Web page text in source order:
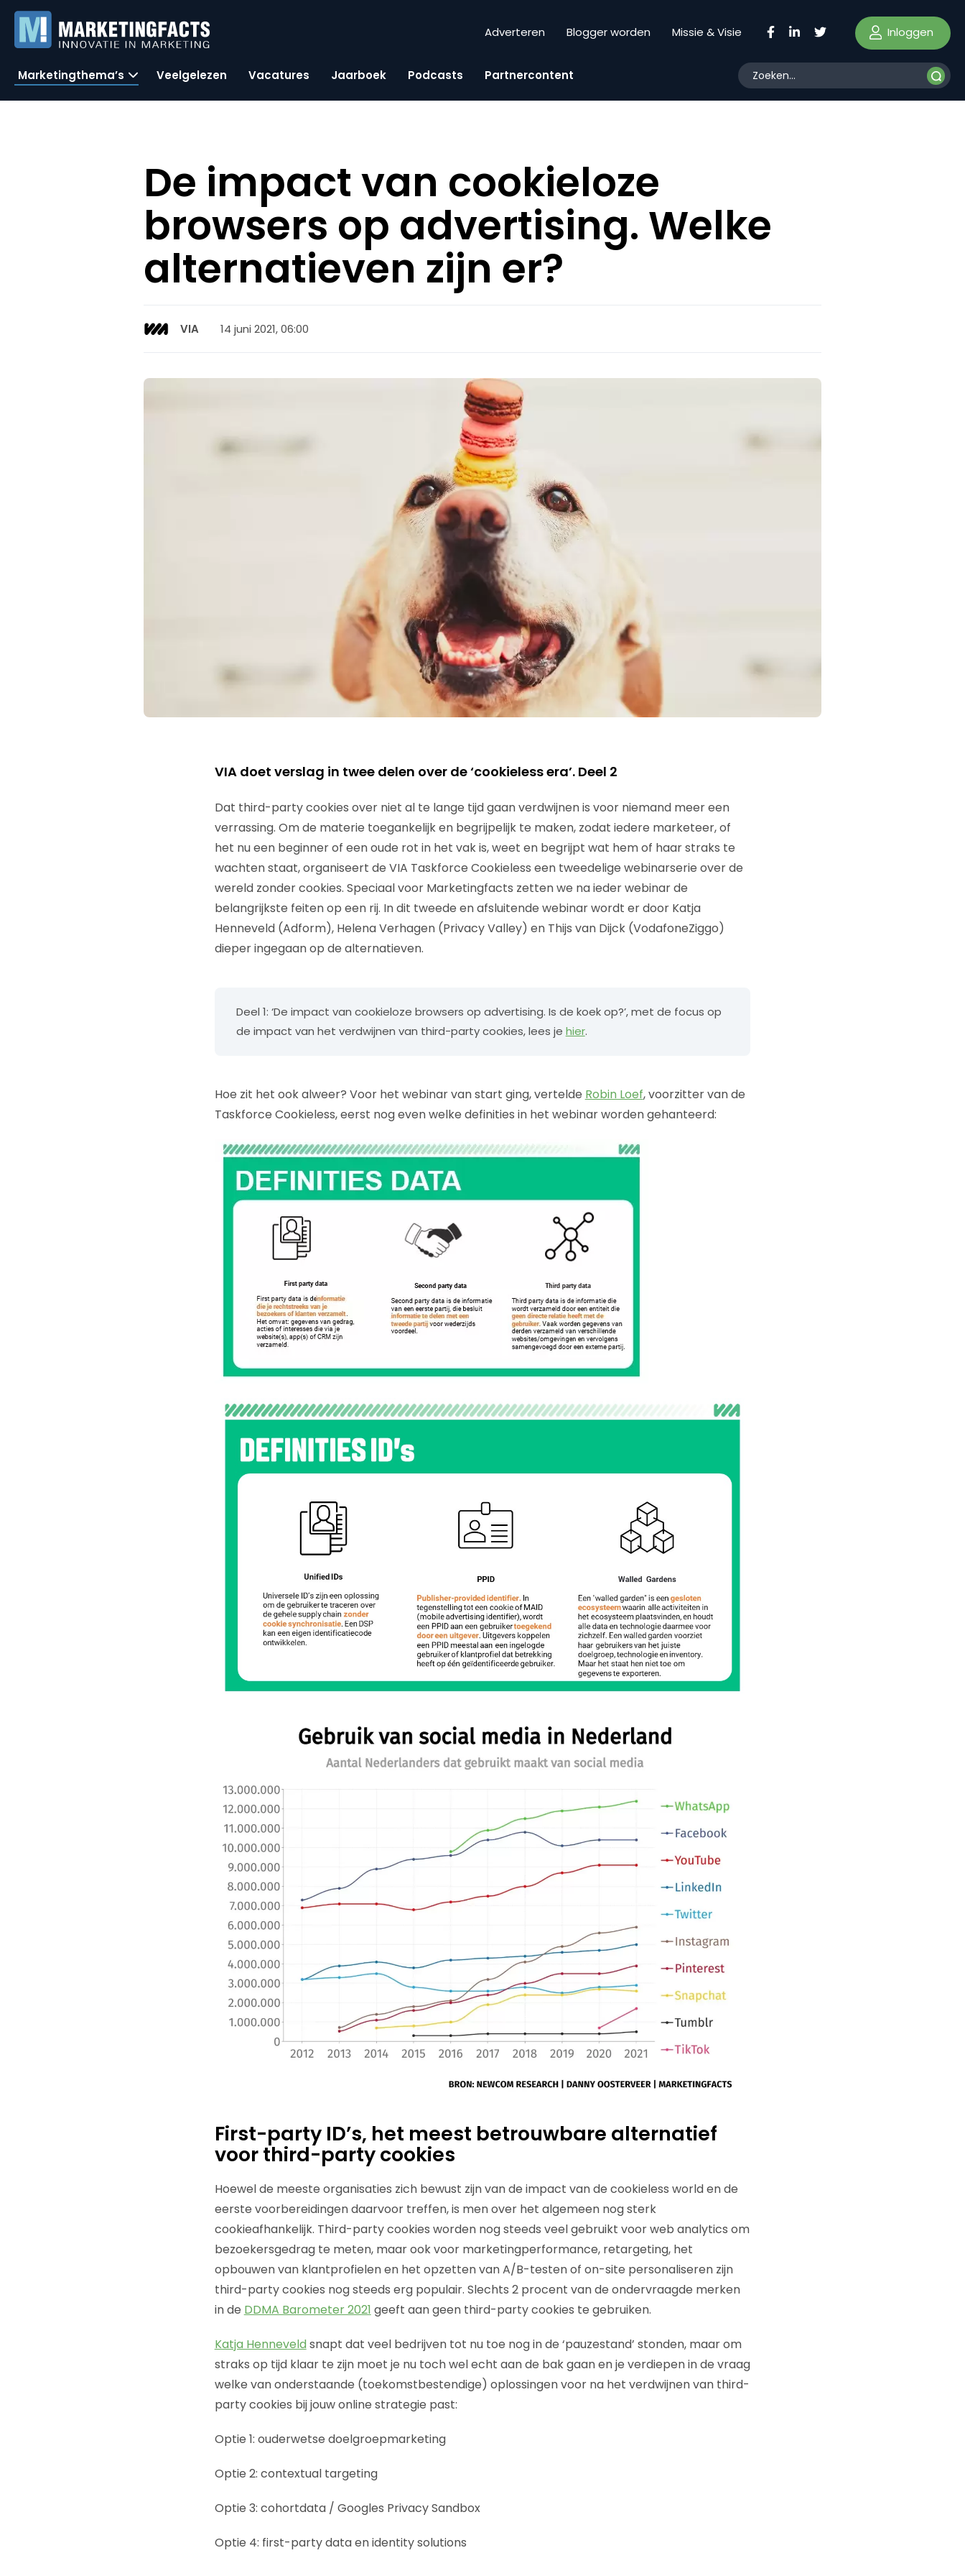
Adverteren Blogger worden Missie & Visie Inloggen
Marketingthema’s Veelgelezen Vacatures Jaarboek Podcasts Partnercontent
De impact van cookieloze
browsers op advertising. Welke
alternatieven zijn er?
VIA 14 juni 2021, 06:00
VIA doet verslag in twee delen over de ‘cookieless era’. Deel 2
Dat third-party cookies over niet al te lange tijd gaan verdwijnen is voor niemand meer een
verrassing. Om de materie toegankelijk en begrijpelijk te maken, zodat iedere marketeer, of
het nu een beginner of een oude rot in het vak is, weet en begrijpt wat hem of haar straks te
wachten staat, organiseert de VIA Taskforce Cookieless een tweedelige webinarserie over de
wereld zonder cookies. Speciaal voor Marketingfacts zetten we na ieder webinar de
belangrijkste feiten op een rij. In dit tweede en afsluitende webinar wordt er door Katja
Henneveld (Adform), Helena Verhagen (Privacy Valley) en Thijs van Dijck (VodafoneZiggo)
dieper ingegaan op de alternatieven.
Deel 1: ‘De impact van cookieloze browsers op advertising. Is de koek op?’, met de focus op
de impact van het verdwijnen van third-party cookies, lees je hier.
Hoe zit het ook alweer? Voor het webinar van start ging, vertelde Robin Loef, voorzitter van de
Taskforce Cookieless, eerst nog even welke definities in het webinar worden gehanteerd:
First-party ID’s, het meest betrouwbare alternatief
voor third-party cookies
Hoewel de meeste organisaties zich bewust zijn van de impact van de cookieless world en de
eerste voorbereidingen daarvoor treffen, is men over het algemeen nog sterk
cookieafhankelijk. Third-party cookies worden nog steeds veel gebruikt voor web analytics om
bezoekersgedrag te meten, maar ook voor marketingperformance, retargeting, het
opbouwen van klantprofielen en het opzetten van A/B-testen of on-site personaliseren zijn
third-party cookies nog steeds erg populair. Slechts 2 procent van de ondervraagde merken
in de DDMA Barometer 2021 geeft aan geen third-party cookies te gebruiken.
Katja Henneveld snapt dat veel bedrijven tot nu toe nog in de ‘pauzestand’ stonden, maar om
straks op tijd klaar te zijn moet je nu toch wel echt aan de bak gaan en je verdiepen in de vraag
welke van onderstaande (toekomstbestendige) oplossingen voor na het verdwijnen van third-
party cookies bij jouw online strategie past:
Optie 1: ouderwetse doelgroepmarketing
Optie 2: contextual targeting
Optie 3: cohortdata / Googles Privacy Sandbox
Optie 4: first-party data en identity solutions